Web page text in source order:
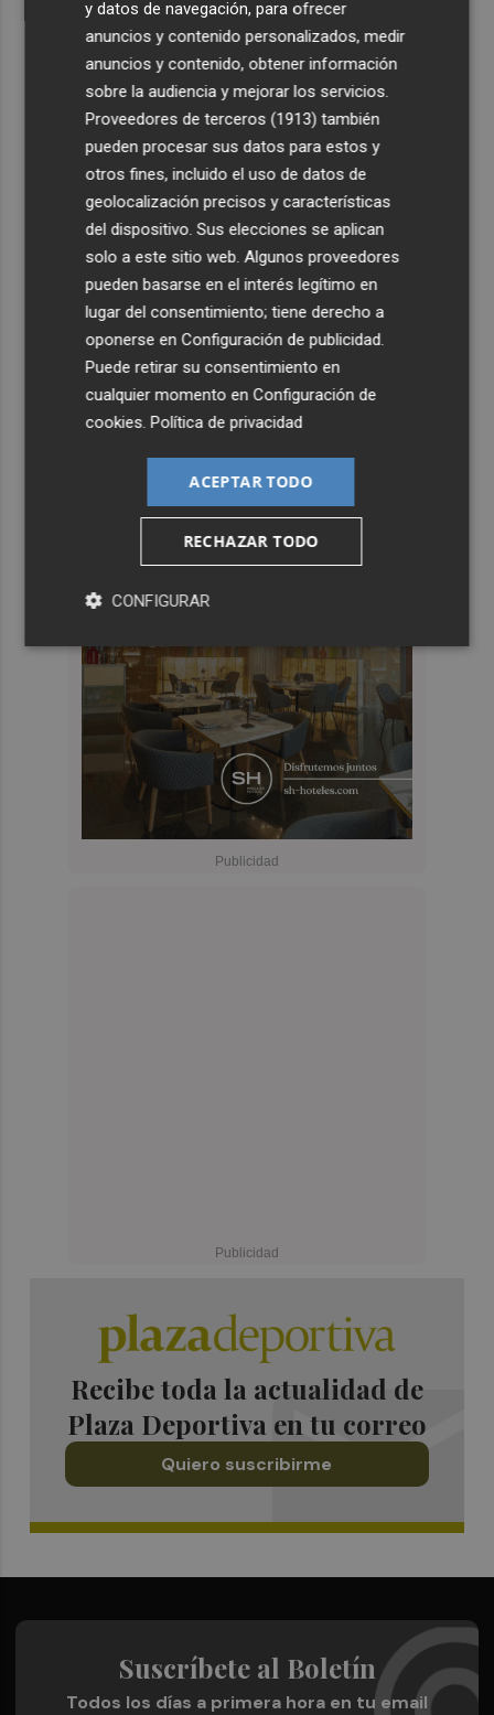
Recibe toda la actualidad de
Plaza Deportiva en tu correo
Quiero suscribirme
Suscríbete al Boletín
Todos los días a primera hora en tu email
y datos de navegación, para ofrecer
anuncios y contenido personalizados, medir
anuncios y contenido, obtener información
sobre la audiencia y mejorar los servicios.
Proveedores de terceros (1913) también
pueden procesar sus datos para estos y
otros fines, incluido el uso de datos de
geolocalización precisos y características
del dispositivo. Sus elecciones se aplican
solo a este sitio web. Algunos proveedores
pueden basarse en el interés legítimo en
lugar del consentimiento; tiene derecho a
oponerse enConfiguración de publicidad
Puede retirar su consentimiento en
cualquier momento enConfiguración de
cookies .Política de privacidad
ACEPTAR TODO
RECHAZAR TODO
CONFIGURAR